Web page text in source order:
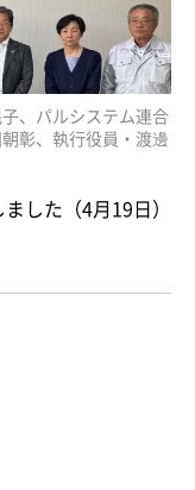
、パルシステム連合
彰、執行役員・渡邊
した（4月19日）